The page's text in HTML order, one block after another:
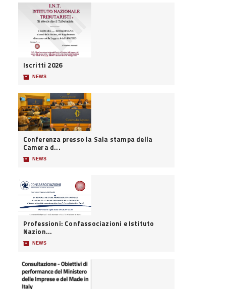
Iscritti 2026
📦 NEWS
Conferenza presso la Sala stampa della
Camera d...
📦 NEWS
Professioni: Confassociazioni e Istituto
Nazion...
📦 NEWS